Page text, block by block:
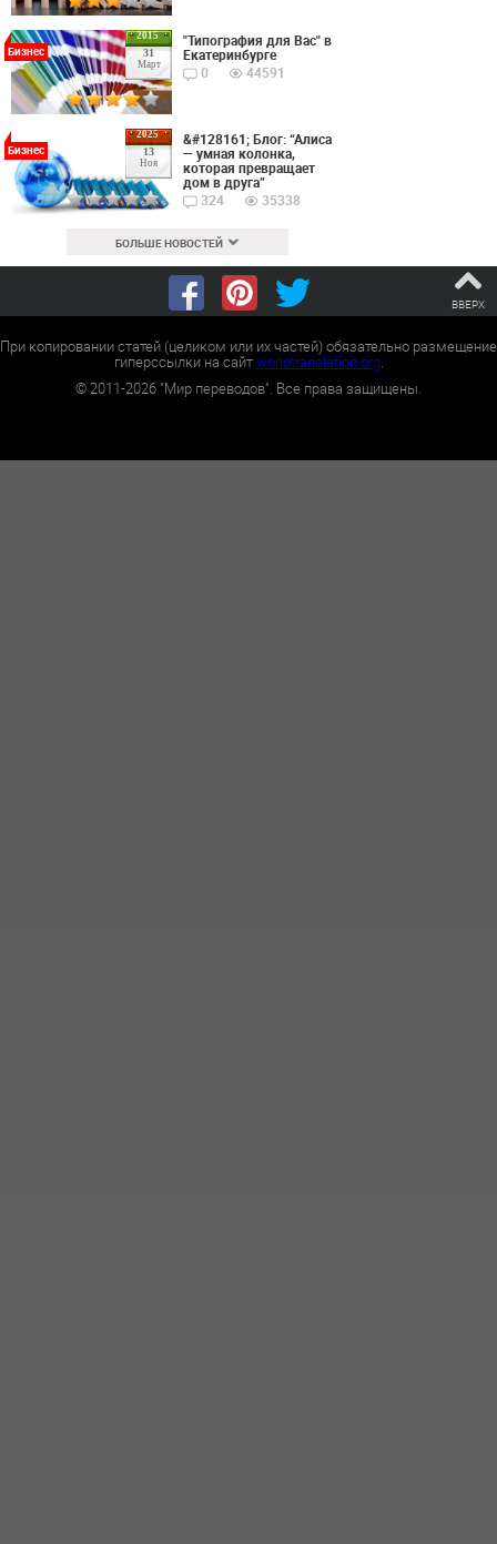
2015
31
Март
Бизнес
"Типография для Вас" в
Екатеринбурге
0
44591
2025
13
Ноя
Бизнес
&#128161; Блог: “Алиса
— умная колонка,
которая превращает
дом в друга”
324
35338
БОЛЬШЕ НОВОСТЕЙ
ВВЕРХ
При копировании статей (целиком или их частей) обязательно размещение
гиперссылки на сайтworldtranslation.org.
©2011-2026 "Мир переводов". Все права защищены.